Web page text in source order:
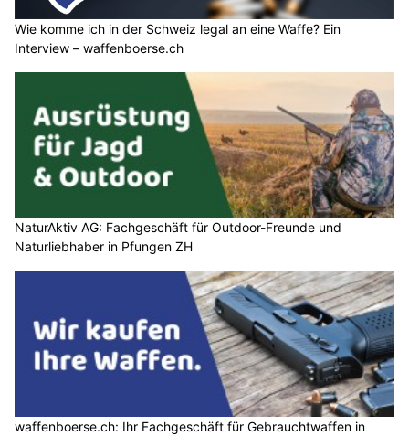
Wie komme ich in der Schweiz legal an eine Waffe? Ein
Interview – waffenboerse.ch
NaturAktiv AG: Fachgeschäft für Outdoor-Freunde und
Naturliebhaber in Pfungen ZH
waffenboerse.ch: Ihr Fachgeschäft für Gebrauchtwaffen in